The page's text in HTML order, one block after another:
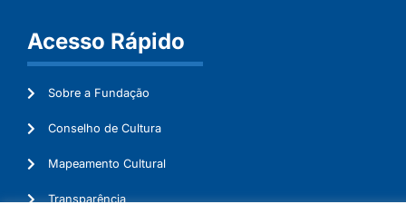
Acesso Rápido
Sobre a Fundação
Conselho de Cultura
Mapeamento Cultural
Transparência